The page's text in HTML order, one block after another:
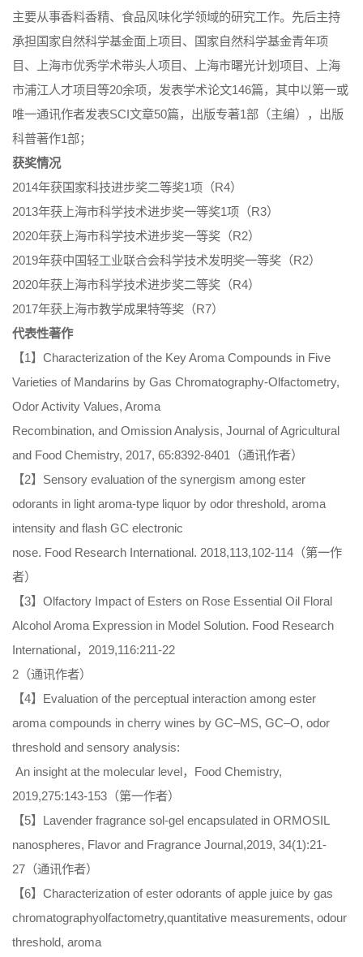
主要从事香料香精、食品风味化学领域的研究工作。先后主持
承担国家自然科学基金面上项目、国家自然科学基金青年项
目、上海市优秀学术带头人项目、上海市曙光计划项目、上海
市浦江人才项目等20余项，发表学术论文146篇，其中以第一或
唯一通讯作者发表SCI文章50篇，出版专著1部（主编），出版
科普著作1部；
获奖情况
2014年获国家科技进步奖二等奖1项（R4）
2013年获上海市科学技术进步奖一等奖1项（R3）
2020年获上海市科学技术进步奖一等奖（R2）
2019年获中国轻工业联合会科学技术发明奖一等奖（R2）
2020年获上海市科学技术进步奖二等奖（R4）
2017年获上海市教学成果特等奖（R7）
代表性著作
【1】Characterization of the Key Aroma Compounds in Five
Varieties of Mandarins by Gas Chromatography-Olfactometry,
Odor Activity Values, Aroma
Recombination, and Omission Analysis, Journal of Agricultural
and Food Chemistry, 2017, 65:8392-8401（通讯作者）
【2】Sensory evaluation of the synergism among ester
odorants in light aroma-type liquor by odor threshold, aroma
intensity and flash GC electronic
nose. Food Research International. 2018,113,102-114（第一作
者）
【3】Olfactory Impact of Esters on Rose Essential Oil Floral
Alcohol Aroma Expression in Model Solution. Food Research
International，2019,116:211-22
2（通讯作者）
【4】Evaluation of the perceptual interaction among ester
aroma compounds in cherry wines by GC–MS, GC–O, odor
threshold and sensory analysis:
An insight at the molecular level，Food Chemistry,
2019,275:143-153（第一作者）
【5】Lavender fragrance sol-gel encapsulated in ORMOSIL
nanospheres, Flavor and Fragrance Journal,2019, 34(1):21-
27（通讯作者）
【6】Characterization of ester odorants of apple juice by gas
chromatographyolfactometry,quantitative measurements, odour
threshold, aroma